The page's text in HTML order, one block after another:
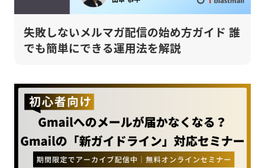
失敗しないメルマガ配信の始め方ガイド 誰
でも簡単にできる運用法を解説